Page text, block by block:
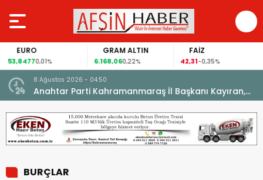
EURO
53,84770,01%
GRAM ALTIN
6.168,060,22%
FAİZ
42,31-0,35%
8 Ağustos 2026 - 04:50
Anahtar Parti Kahramanmaraş İl Başkanı Kayıran,
Afşin Teşkilatı ile buluştu.
BURÇLAR